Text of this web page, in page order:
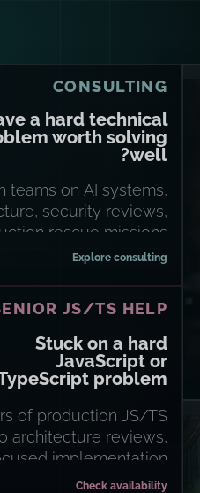
CONSULTING
a hard technical
worth solving
well?
teams on AI systems,
security reviews,
rescue missions.
Explore consulting
JS/TS HELP
Stuck on a hard
JavaScript or
problem?
of production JS/TS
architecture reviews,
implementation
sprints.
Check availability